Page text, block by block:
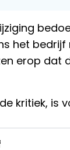
het
erop dat
kritiek, is